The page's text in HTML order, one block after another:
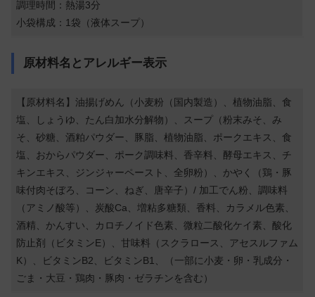
調理時間：熱湯3分
小袋構成：1袋（液体スープ）
原材料名とアレルギー表示
【原材料名】油揚げめん（小麦粉（国内製造）、植物油脂、食
塩、しょうゆ、たん白加水分解物）、スープ（粉末みそ、み
そ、砂糖、酒粕パウダー、豚脂、植物油脂、ポークエキス、食
塩、おからパウダー、ポーク調味料、香辛料、酵母エキス、チ
キンエキス、ジンジャーペースト、全卵粉）、かやく（鶏・豚
味付肉そぼろ、コーン、ねぎ、唐辛子）/ 加工でん粉、調味料
（アミノ酸等）、炭酸Ca、増粘多糖類、香料、カラメル色素、
酒精、かんすい、カロチノイド色素、微粒二酸化ケイ素、酸化
防止剤（ビタミンE）、甘味料（スクラロース、アセスルファム
K）、ビタミンB2、ビタミンB1、（一部に小麦・卵・乳成分・
ごま・大豆・鶏肉・豚肉・ゼラチンを含む）